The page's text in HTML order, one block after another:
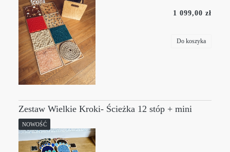
1 099,00 zł
Do koszyka
Zestaw Wielkie Kroki- Ścieżka 12 stóp + mini
panele
NOWOŚĆ